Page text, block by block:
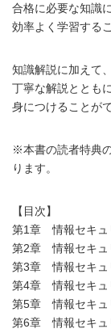
合格に必要な知識
効率よく学習する
知識解説に加えて
丁寧な解説ととも
身につけることが
※本書の読者特典
ります。
【目次】
第1章 情報セキュ
第2章 情報セキュ
第3章 情報セキュ
第4章 情報セキュ
第5章 情報セキュ
第6章 情報セキュ